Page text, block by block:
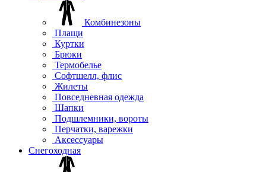
Комбинезоны
Плащи
Куртки
Брюки
Термобелье
Софтшелл, флис
Жилеты
Повседневная одежда
Шапки
Подшлемники, вороты
Перчатки, варежки
Аксессуары
Снегоходная